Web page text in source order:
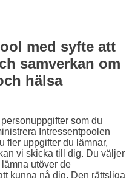
med syfte att
samverkan om
hälsa
som du
Intressentpoolen
fler uppgifter du lämnar,
vi skicka till dig. Du väljer
utöver de
kunna nå dig. Den rättsliga